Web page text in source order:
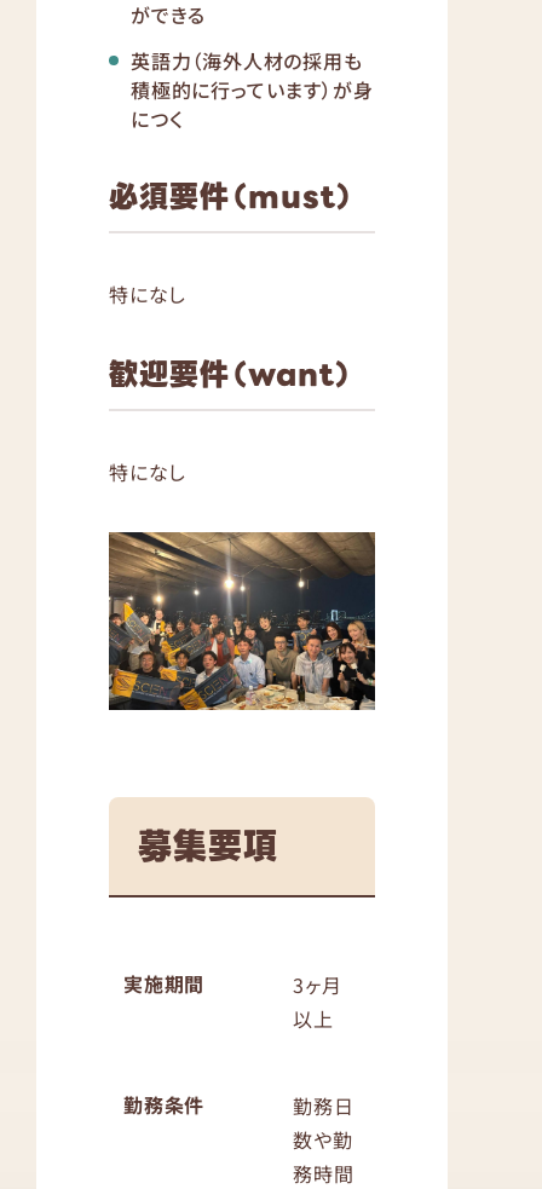
ができる
英語力（海外人材の採用も
積極的に行っています）が身
につく
必須要件（must）
特になし
歓迎要件（want）
特になし
募集要項
実施期間
3ヶ月
以上
勤務条件
勤務日
数や勤
務時間